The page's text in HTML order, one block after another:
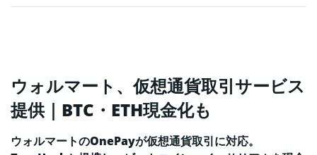
ウォルマート、仮想通貨取引サービス
提供｜BTC・ETH現金化も
ウォルマートのOnePayが仮想通貨取引に対応。